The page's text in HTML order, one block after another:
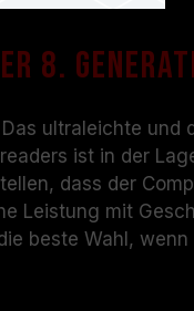
8.
ultraleichte und
ist in der
dass der
Leistung mit
beste Wahl, wenn